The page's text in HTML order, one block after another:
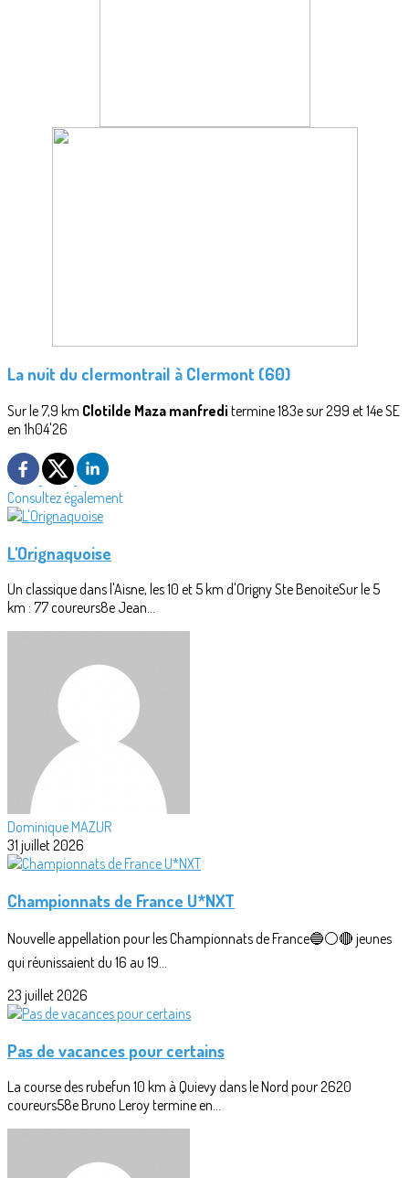
La nuit du clermontrail à Clermont (60)
Sur le 7,9 km Clotilde Maza manfredi termine 183e sur 299 et 14e SE
en 1h04'26
Consultez également
L'Orignaquoise
Un classique dans l'Aisne, les 10 et 5 km d'Origny Ste BenoiteSur le 5
km : 77 coureurs8e Jean...
Dominique MAZUR
31 juillet 2026
Championnats de France U*NXT
Nouvelle appellation pour les Championnats de France🔵⚪🔴 jeunes
qui réunissaient du 16 au 19...
23 juillet 2026
Pas de vacances pour certains
La course des rubefun 10 km à Quievy dans le Nord pour 2620
coureurs58e Bruno Leroy termine en...